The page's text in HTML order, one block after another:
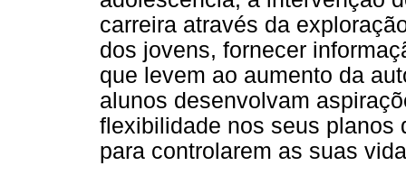
carreira através da
dos jovens, fornecer
que levem ao aumento da
alunos desenvolvam
flexibilidade nos seus planos
para controlarem as suas